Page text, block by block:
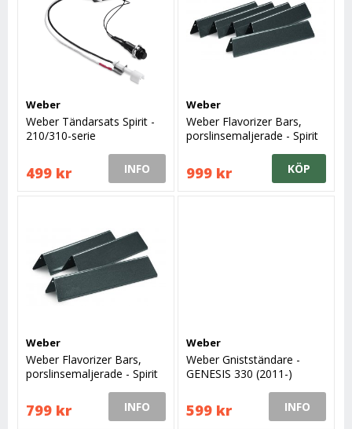
Weber
Weber Tändarsats Spirit -
210/310-serie
499 kr INFO
Weber
Weber Flavorizer Bars,
porslinsemaljerade - Spirit
999 kr KÖP
Weber
Weber Flavorizer Bars,
porslinsemaljerade - Spirit
799 kr INFO
Weber
Weber Gnistständare -
GENESIS 330 (2011-)
599 kr INFO